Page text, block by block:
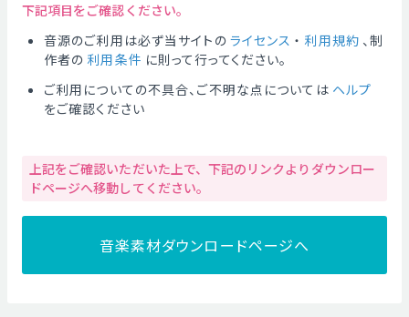
下記項目をご確認ください。
音源のご利用は必ず当サイトの ライセンス ・ 利用規約 、制
作者の 利用条件 に則って行ってください。
ご利用についての不具合、ご不明な点については ヘルプ
をご確認ください
上記をご確認いただいた上で、下記のリンクよりダウンロー
ドページへ移動してください。
音楽素材ダウンロードページへ